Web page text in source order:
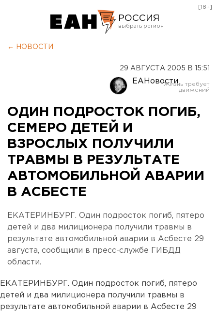
РОССИЯ
Оренбург
[18+]
← НОВОСТИ
29 АВГУСТА 2005 В 15:51
ЕАНовости
ОДИН ПОДРОСТОК ПОГИБ,
СЕМЕРО ДЕТЕЙ И
ВЗРОСЛЫХ ПОЛУЧИЛИ
ТРАВМЫ В РЕЗУЛЬТАТЕ
АВТОМОБИЛЬНОЙ АВАРИИ
В АСБЕСТЕ
ЕКАТЕРИНБУРГ. Один подросток погиб, пятеро
детей и два милиционера получили травмы в
результате автомобильной аварии в Асбесте 29
августа, сообщили в пресс-службе ГИБДД
области.
ЕКАТЕРИНБУРГ. Один подросток погиб, пятеро
детей и два милиционера получили травмы в
результате автомобильной аварии в Асбесте 29